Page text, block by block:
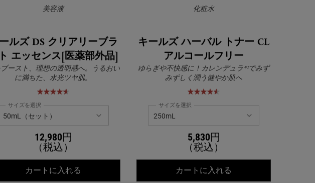
ニューイング セラム
美容液
ルズ DS クリアリーブラ
エッセンス[医薬部外品]
ースト、理想の透明感へ。うるおい
に満ちた、水光ツヤ肌。
サイズを選択
12,980円
（税込）
カートに入れる キールズ DS クリアリーブライト エッセンス[医薬部外品]
化粧水
キールズ ハーバル トナー CL
アルコールフリー
ゆらぎや不快感に！カレンデュラ*¹でみず
みずしく潤う健やか肌へ
サイズを選択
5,830円
（税込）
カートに入れる